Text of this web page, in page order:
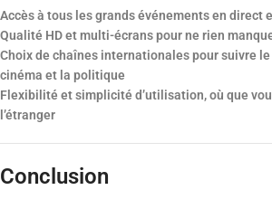
Accès à tous les grands événements en direct
Qualité HD et multi-écrans pour ne rien
Choix de chaînes internationales pour suivre
cinéma et la politique
Flexibilité et simplicité d’utilisation, où que
l’étranger
Conclusion